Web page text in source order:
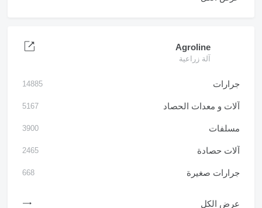
Agroline
آلة زراعية
جرارات 14885
آلات و معدات الحصاد 5167
مسلفات 3900
آلات حصادة 2465
جرارات صغيرة 668
عرض الكل